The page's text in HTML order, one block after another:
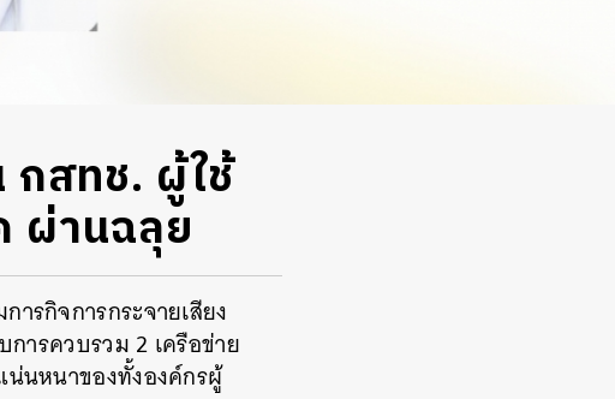
กสทช. ผู้ใช้
ผ่านฉลุย
รกิจการกระจายเสียง
ารควบรวม 2 เครือข่าย
นหนาของทั้งองค์กรผู้